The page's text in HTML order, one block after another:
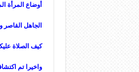
أوضاع المرأة
الجاهل القاصر
كيف الصلاة
واخيرا تم